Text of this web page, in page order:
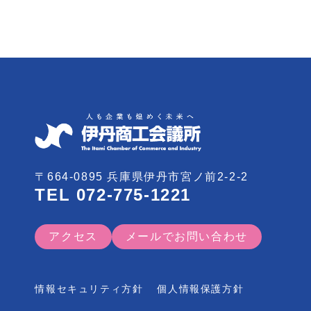
〒664-0895 兵庫県伊丹市宮ノ前2-2-2
TEL 072-775-1221
アクセス メールでお問い合わせ
情報セキュリティ方針 個人情報保護方針